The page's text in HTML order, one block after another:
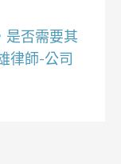
是否需要其
律師-公司